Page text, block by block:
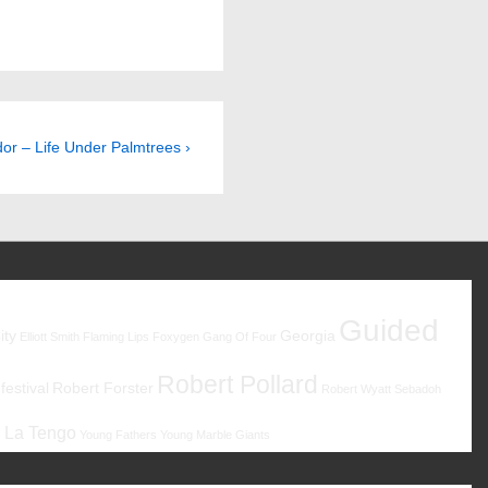
– Life Under Palmtrees ›